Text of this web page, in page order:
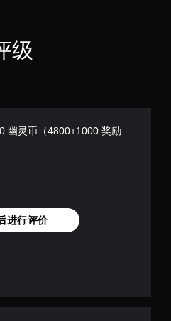
级
幽灵币（4800+1000 奖励
进行评价